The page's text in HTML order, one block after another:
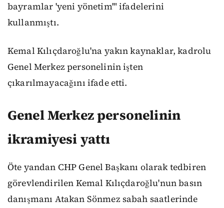
bayramlar 'yeni yönetim'" ifadelerini
kullanmıştı.
Kemal Kılıçdaroğlu'na yakın kaynaklar, kadrolu
Genel Merkez personelinin işten
çıkarılmayacağını ifade etti.
Genel Merkez personelinin
ikramiyesi yattı
Öte yandan CHP Genel Başkanı olarak tedbiren
görevlendirilen Kemal Kılıçdaroğlu'nun basın
danışmanı Atakan Sönmez sabah saatlerinde